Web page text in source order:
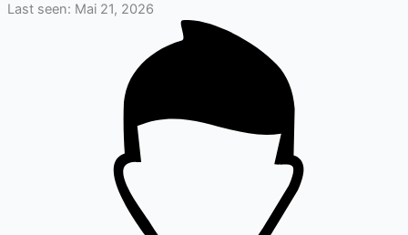
Last seen: Mai 21, 2026